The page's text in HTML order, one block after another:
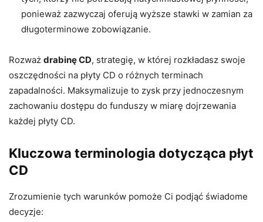
ponieważ zazwyczaj oferują wyższe stawki w zamian za
długoterminowe zobowiązanie.
Rozważ drabinę CD, strategię, w której rozkładasz swoje
oszczędności na płyty CD o różnych terminach
zapadalności. Maksymalizuje to zysk przy jednoczesnym
zachowaniu dostępu do funduszy w miarę dojrzewania
każdej płyty CD.
Kluczowa terminologia dotycząca płyt
CD
Zrozumienie tych warunków pomoże Ci podjąć świadome
decyzje: